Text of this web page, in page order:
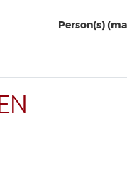
Person(s)